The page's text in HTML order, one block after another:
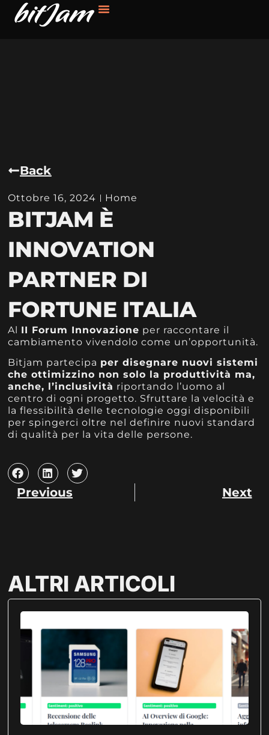
Back
Ottobre 16, 2024 Home
BITJAM È
INNOVATION
PARTNER DI
FORTUNE ITALIA
Al II Forum Innovazione per raccontare il
cambiamento vivendolo come un’opportunità.
Bitjam partecipa per disegnare nuovi sistemi
che ottimizzino non solo la produttività ma,
anche, l’inclusività riportando l’uomo al
centro di ogni progetto. Sfruttare la velocità e
la flessibilità delle tecnologie oggi disponibili
per spingerci oltre nel definire nuovi standard
di qualità per la vita delle persone.
Previous Next
ALTRI ARTICOLI